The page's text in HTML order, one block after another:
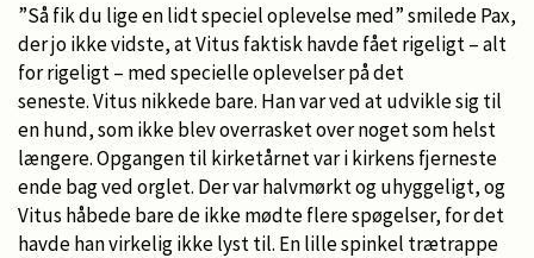
”Så fik du lige en lidt speciel oplevelse med” smilede Pax,
der jo ikke vidste, at Vitus faktisk havde fået rigeligt – alt
for rigeligt – med specielle oplevelser på det
seneste. Vitus nikkede bare. Han var ved at udvikle sig til
en hund, som ikke blev overrasket over noget som helst
længere. Opgangen til kirketårnet var i kirkens fjerneste
ende bag ved orglet. Der var halvmørkt og uhyggeligt, og
Vitus håbede bare de ikke mødte flere spøgelser, for det
havde han virkelig ikke lyst til. En lille spinkel trætrappe